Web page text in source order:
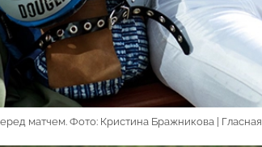
матчем. Фото: Кристина Бражникова | Гласная